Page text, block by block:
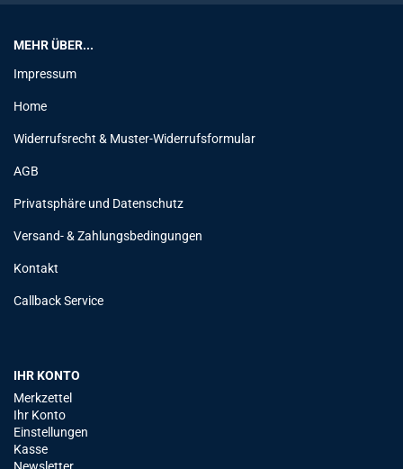
MEHR ÜBER...
Impressum
Home
Widerrufsrecht & Muster-Widerrufsformular
AGB
Privatsphäre und Datenschutz
Versand- & Zahlungsbedingungen
Kontakt
Callback Service
IHR KONTO
Merkzettel
Ihr Konto
Einstellungen
Kasse